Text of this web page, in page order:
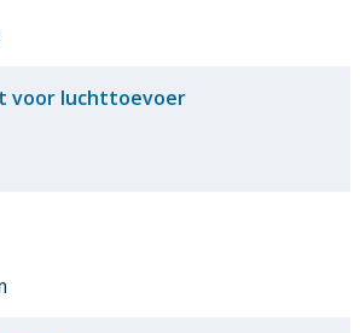
voor luchttoevoer